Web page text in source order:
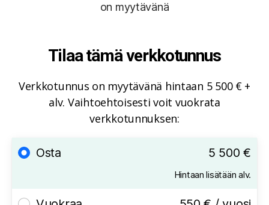
on myytävänä
Tilaa tämä verkkotunnus
Verkkotunnus on myytävänä hintaan 5 500 € +
alv. Vaihtoehtoisesti voit vuokrata
verkkotunnuksen:
Osta 5 500 €
Hintaan lisätään alv.